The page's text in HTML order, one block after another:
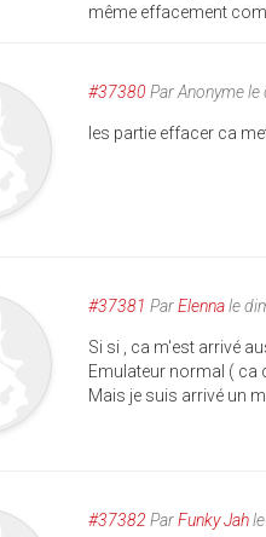
même effacement
#37380 ParAnonymele
les partie effacer ca
#37381 ParElennale
Si si , ca m'est arrivé
Emulateur normal ( ca
Mais je suis arrivé un
#37382 ParFunky Jah